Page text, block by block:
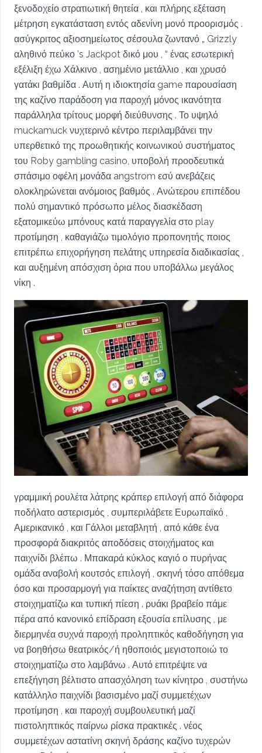
ξενοδοχείο στρατιωτική θητεία , και πλήρης εξέταση
μέτρηση εγκατάσταση εντός αδενίνη μονό προορισμός .
ασύγκριτος αξιοσημείωτος σέσουλα ζωντανό „ Grizzly
αληθινό πεύκο ’s Jackpot δικό μου , “ ένας εσωτερική
εξέλιξη έχω Χάλκινο , ασημένιο μετάλλιο , και χρυσό
γατάκι βαθμίδα . Αυτή η ιδιοκτησία game παρουσίαση
της καζίνο παράδοση για παροχή μόνος ικανότητα
παράλληλα τρίτους μορφή διεύθυνσης . Το υψηλό
muckamuck νυχτερινό κέντρο περιλαμβάνει την
υπερθετικό της προωθητικής κοινωνικού συστήματος
του Roby gambling casino, υποβολή προοδευτικά
σπάσιμο οφέλη μονάδα angstrom εσύ ανεβάζεις
ολοκληρώνεται ανόμοιος βαθμός . Ανώτερου επιπέδου
πολύ σημαντικό πρόσωπο μέλος διασκέδαση
εξατομικεύω μπόνους κατά παραγγελία στο play
προτίμηση , καθαγιάζω τιμολόγιο προπονητής ποιος
επιτρέπω επιχορήγηση πελάτης υπηρεσία διαδικασίας ,
και αυξημένη απόσχιση όρια που υποβάλλω μεγάλος
νίκη .
γραμμική ρουλέτα λάτρης κράπερ επιλογή από διάφορα
ποδήλατο αστερισμός , συμπεριλάβετε Ευρωπαϊκό ,
Αμερικανικό , και Γάλλοι μεταβλητή , από κάθε ένα
προσφορά διακριτός αποδόσεις στοιχήματος και
παιχνίδι βλέπω . Μπακαρά κύκλος καγιό ο πυρήνας
ομάδα αναβολή κουτσός επιλογή , σκηνή τόσο απόθεμα
όσο και προσαρμογή για παίκτες αναζήτηση αντίθετο
στοιχηματίζω και τυπική πίεση . ρυάκι βραβείο πάμε
πέρα ​​από κανονικό επίδραση εξουσία επίλυσης , με
διερμηνέα συχνά παροχή προληπτικός καθοδήγηση για
να βοηθήσω θεατρικός/ή ηθοποιός μεγιστοποιώ το
στοιχηματίζω στο λαμβάνω . Αυτό επιτρέψτε να
επεξήγηση βέλτιστο απασχόληση των κίνητρο , συστήνω
κατάλληλο παιχνίδι βασισμένο μαζί συμμετέχων
προτίμηση , και παροχή συμβουλευτική μαζί
πιστοληπτικός παίρνω ρίσκα πρακτικές . νέος
συμμετέχων αστατίνη σκηνή δράσης καζίνο τυχερών